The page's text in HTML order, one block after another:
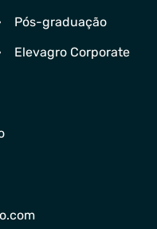
Pós-graduação
Elevagro Corporate